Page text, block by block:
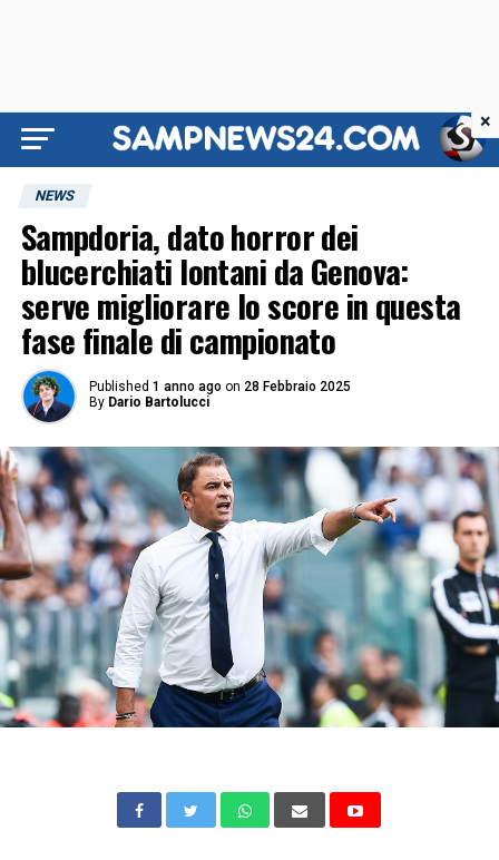
NEWS
Sampdoria, dato horror dei
blucerchiati lontani da Genova:
serve migliorare lo score in questa
fase finale di campionato
Published 1 anno ago on 28 Febbraio 2025
By Dario Bartolucci
×